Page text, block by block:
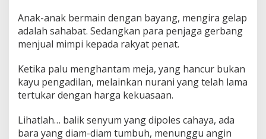
Anak-anak bermain dengan bayang, mengira gelap
adalah sahabat. Sedangkan para penjaga gerbang
menjual mimpi kepada rakyat penat.
Ketika palu menghantam meja, yang hancur bukan
kayu pengadilan, melainkan nurani yang telah lama
tertukar dengan harga kekuasaan.
Lihatlah… balik senyum yang dipoles cahaya, ada
bara yang diam-diam tumbuh, menunggu angin